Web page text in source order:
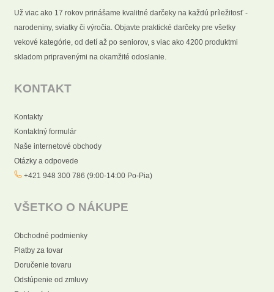
Už viac ako 17 rokov prinášame kvalitné darčeky na každú príležitosť -
narodeniny, sviatky či výročia. Objavte praktické darčeky pre všetky
vekové kategórie, od detí až po seniorov, s viac ako 4200 produktmi
skladom pripravenými na okamžité odoslanie.
KONTAKT
Kontakty
Kontaktný formulár
Naše internetové obchody
Otázky a odpovede
+421 948 300 786 (9:00-14:00 Po-Pia)
VŠETKO O NÁKUPE
Obchodné podmienky
Platby za tovar
Doručenie tovaru
Odstúpenie od zmluvy